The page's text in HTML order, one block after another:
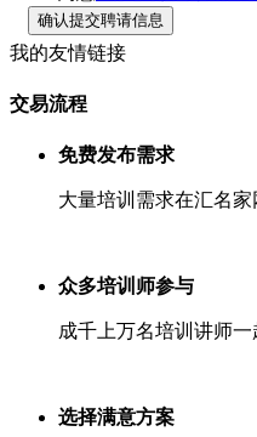
我的友情链接
交易流程
免费发布需求
大量培训需求在汇名
众多培训师参与
成千上万名培训讲师
选择满意方案